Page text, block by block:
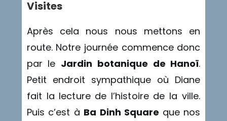
Visites
Après cela nous nous mettons en
route. Notre journée commence donc
par le Jardin botanique de Hanoï.
Petit endroit sympathique où Diane
fait la lecture de l’histoire de la ville.
Puis c’est à Ba Dinh Square que nos